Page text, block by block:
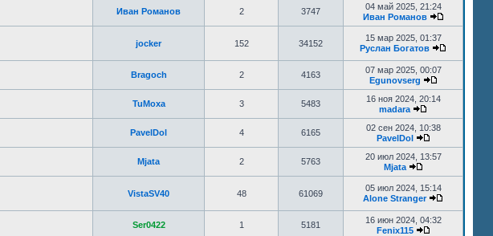
Иван Романов 2 3747
04 май 2025, 21:24
Иван Романов
jocker 152 34152
15 мар 2025, 01:37
Руслан Богатов
Bragoch 2 4163
07 мар 2025, 00:07
Egunovserg
TuMoxa 3 5483
16 ноя 2024, 20:14
madara
PavelDol 4 6165
02 сен 2024, 10:38
PavelDol
Mjata 2 5763
20 июл 2024, 13:57
Mjata
VistaSV40 48 61069
05 июл 2024, 15:14
Alone Stranger
Ser0422 1 5181
16 июн 2024, 04:32
Fenix115